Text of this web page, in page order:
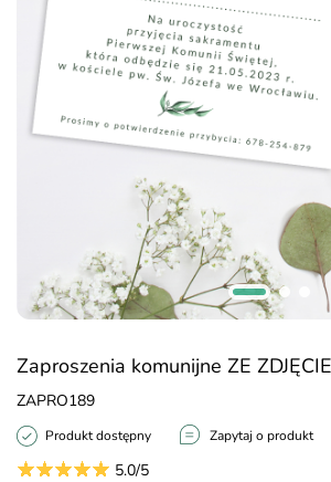
Zaproszenia komunijne ZE
ZAPRO189
Produkt dostępny Zapytaj o produkt
5.0/5